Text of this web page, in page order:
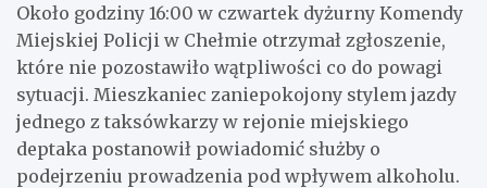
Około godziny 16:00 w czwartek dyżurny Komendy
Miejskiej Policji w Chełmie otrzymał zgłoszenie,
które nie pozostawiło wątpliwości co do powagi
sytuacji. Mieszkaniec zaniepokojony stylem jazdy
jednego z taksówkarzy w rejonie miejskiego
deptaka postanowił powiadomić służby o
podejrzeniu prowadzenia pod wpływem alkoholu.